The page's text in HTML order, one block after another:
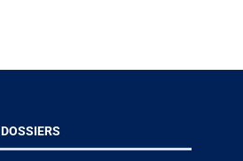
DOSSIERS